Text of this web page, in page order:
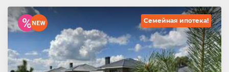
Семейная ипотека!